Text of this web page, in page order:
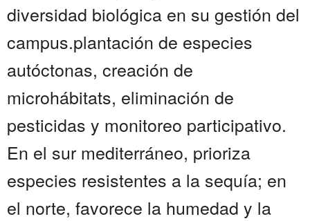
diversidad biológica en su gestión del
campus.plantación de especies
autóctonas, creación de
microhábitats, eliminación de
pesticidas y monitoreo participativo.
En el sur mediterráneo, prioriza
especies resistentes a la sequía; en
el norte, favorece la humedad y la